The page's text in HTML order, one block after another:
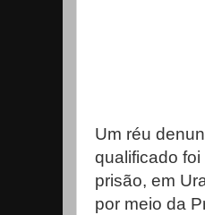
Um réu
qualificado
prisão, em
por meio da